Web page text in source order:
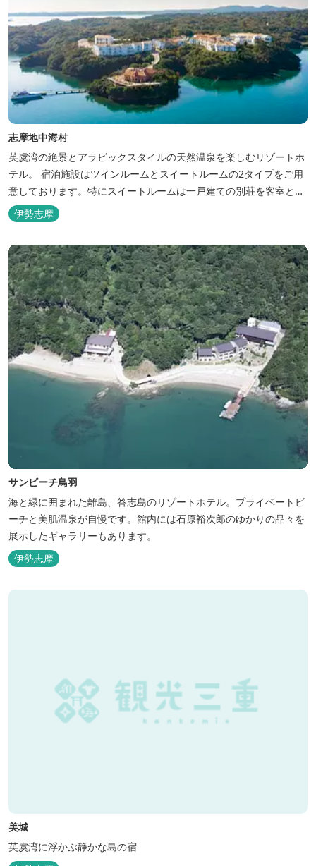
志摩地中海村
英虞湾の絶景とアラビックスタイルの天然温泉を楽しむリゾートホ
テル。 宿泊施設はツインルームとスイートルームの2タイプをご用
意しております。特にスイートルームは一戸建ての別荘を客室とし
てリニューアル♪120平米の驚きの広さとこだわりの調度品が自慢
です！ スペイン１ツ星レストランと提携したレストランでのお食事
も楽しみのひとつです。 また、日帰りプランでは、クラフト体験工
房にてモザイクタイル...
伊勢志摩
サンビーチ鳥羽
海と緑に囲まれた離島、答志島のリゾートホテル。プライベートビ
ーチと美肌温泉が自慢です。館内には石原裕次郎のゆかりの品々を
展示したギャラリーもあります。
伊勢志摩
美城
英虞湾に浮かぶ静かな島の宿